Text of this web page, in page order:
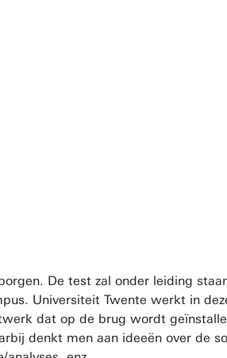
De test zal onder leiding
Universiteit Twente werkt in
dat op de brug wordt
denkt men aan ideeën over de